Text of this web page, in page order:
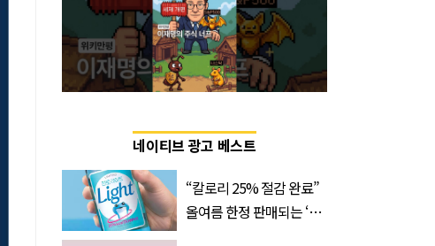
네이티브 광고 베스트
“칼로리 25% 절감 완료”
올여름 한정 판매되는 ‘최